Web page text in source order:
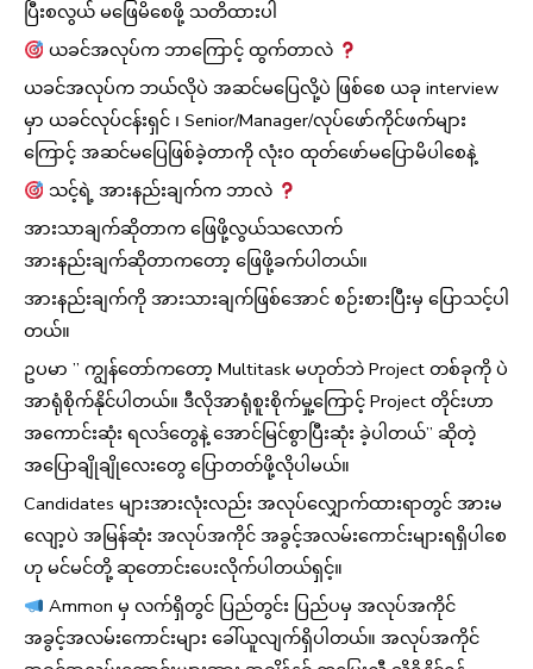
ပြီးစလွယ် မဖြေမိစေဖို့ သတိထားပါ
ယခင်အလုပ်က ဘာကြောင့် ထွက်တာလဲ
ယခင်အလုပ်က ဘယ်လိုပဲ အဆင်မပြေလို့ပဲ ဖြစ်စေ ယခု interview
မှာ ယခင်လုပ်ငန်းရှင် ၊ Senior/Manager/လုပ်ဖော်ကိုင်ဖက်များ
ကြောင့် အဆင်မပြေဖြစ်ခဲ့တာကို လုံး၀ ထုတ်ဖော်မပြောမိပါစေနဲ့
သင့်ရဲ့ အားနည်းချက်က ဘာလဲ
အားသာချက်ဆိုတာက ဖြေဖို့လွယ်သလောက်
အားနည်းချက်ဆိုတာကတော့ ဖြေဖို့ခက်ပါတယ်။
အားနည်းချက်ကို အားသားချက်ဖြစ်အောင် စဉ်းစားပြီးမှ ပြောသင့်ပါ
တယ်။
ဥပမာ ” ကျွန်တော်ကတော့ Multitask မဟုတ်ဘဲ Project တစ်ခုကို ပဲ
အာရုံစိုက်နိုင်ပါတယ်။ ဒီလိုအာရုံစူးစိုက်မှု့ကြောင့် Project တိုင်းဟာ
အကောင်းဆုံး ရလဒ်တွေနဲ့ အောင်မြင်စွာပြီးဆုံး ခဲ့ပါတယ်” ဆိုတဲ့
အပြောချိုချိုလေးတွေ ပြောတတ်ဖို့လိုပါမယ်။
Candidates များအားလုံးလည်း အလုပ်လျှောက်ထားရာတွင် အားမ
လျော့ပဲ အမြန်ဆုံး အလုပ်အကိုင် အခွင့်အလမ်းကောင်းများရရှိပါစေ
ဟု မင်မင်တို့ ဆုတောင်းပေးလိုက်ပါတယ်ရှင့်။
Ammon မှ လက်ရှိတွင် ပြည်တွင်း ပြည်ပမှ အလုပ်အကိုင်
အခွင့်အလမ်းကောင်းများ ခေါ်ယူလျက်ရှိပါတယ်။ အလုပ်အကိုင်